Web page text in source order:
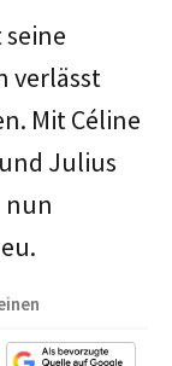
verlässt
Mit Céline
Julius
nun